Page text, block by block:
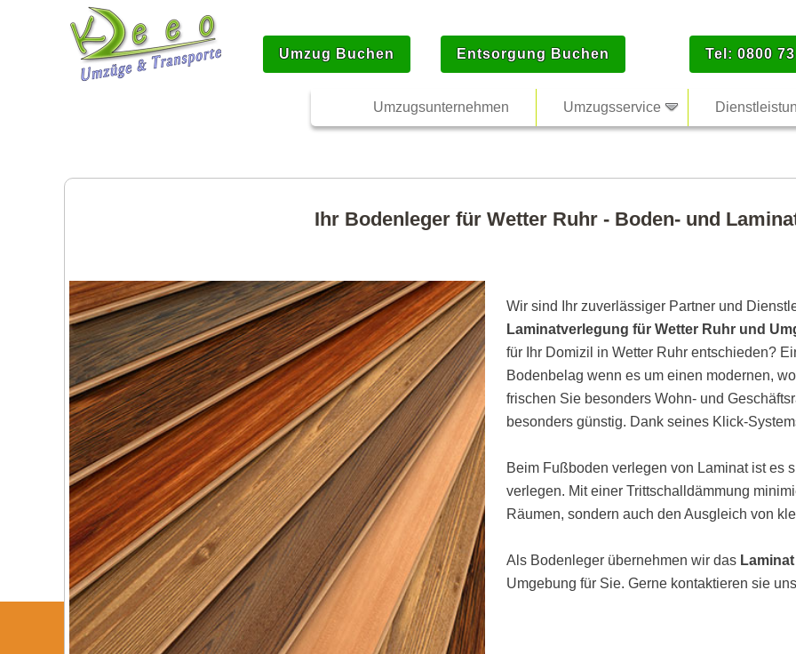
Umzug Buchen Entsorgung Buchen Tel: 0800
Umzugsunternehmen Umzugsservice
Ihr Bodenleger für Wetter Ruhr - Boden- und
Wir sind Ihr zuverlässiger Partner und
Laminatverlegung für Wetter Ruhr und
für Ihr Domizil in Wetter Ruhr entschieden?
Bodenbelag wenn es um einen modernen,
frischen Sie besonders Wohn- und
besonders günstig. Dank seines Klick-
Beim Fußboden verlegen von Laminat ist es
verlegen. Mit einer Trittschalldämmung
Räumen, sondern auch den Ausgleich von
Als Bodenleger übernehmen wir das
Umgebung für Sie. Gerne kontaktieren sie